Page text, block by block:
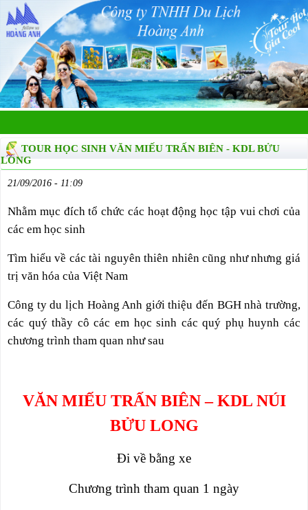
TOUR HỌC SINH VĂN MIẾU TRẤN BIÊN - KDL BỬU
LONG
21/09/2016 - 11:09
Nhằm mục đích tổ chức các hoạt động học tập vui chơi của
các em học sinh
Tìm hiểu về các tài nguyên thiên nhiên cũng như nhưng giá
trị văn hóa của Việt Nam
Công ty du lịch Hoàng Anh giới thiệu đến BGH nhà trường,
các quý thầy cô các em học sinh các quý phụ huynh các
chương trình tham quan như sau
VĂN MIẾU TRẤN BIÊN – KDL NÚI
BỬU LONG
Đi về bằng xe
Chương trình tham quan 1 ngày